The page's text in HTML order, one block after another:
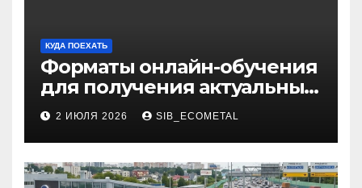
КУДА ПОЕХАТЬ
Форматы онлайн-обучения
для получения актуальных
профессий
2 ИЮЛЯ 2026 SIB_ECOMETAL